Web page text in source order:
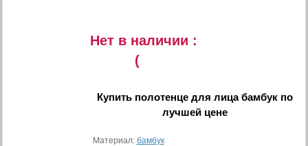
Нет в наличии :
(
Купить полотенце для лица бамбук по
лучшей цене
Материал: бамбук